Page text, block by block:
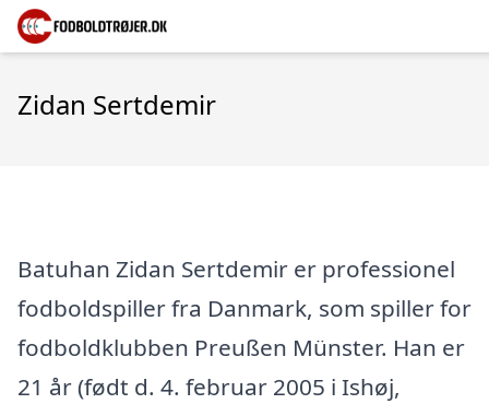
Zidan Sertdemir
Batuhan Zidan Sertdemir er professionel
fodboldspiller fra Danmark, som spiller for
fodboldklubben Preußen Münster. Han er
21 år (født d. 4. februar 2005 i Ishøj,